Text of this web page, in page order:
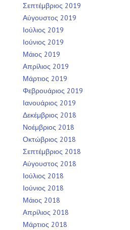
Σεπτέμβριος 2019
Αύγουστος 2019
Ιούλιος 2019
Ιούνιος 2019
Μάιος 2019
Απρίλιος 2019
Μάρτιος 2019
Φεβρουάριος 2019
Ιανουάριος 2019
Δεκέμβριος 2018
Νοέμβριος 2018
Οκτώβριος 2018
Σεπτέμβριος 2018
Αύγουστος 2018
Ιούλιος 2018
Ιούνιος 2018
Μάιος 2018
Απρίλιος 2018
Μάρτιος 2018